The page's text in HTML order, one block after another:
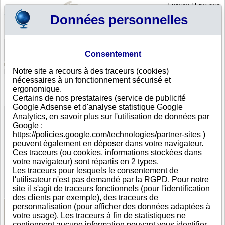
English|Français
Votre panier est vide
Arabie Saoudite >Toutes villes >Riyadh
E-SPORTS WORLD CUP FOUNDATION, Riyadh
FICHE ENTREPRISE
Dénomination E-SPORTS WORLD CUP FOUNDATION
Adresse
Building Number : 3936,Prince Turki Ibn Abdulaziz Al
Awwal Road
Ville
Riyadh- 12382
Pays
Arabie Saoudite
Type
d'adresse
Adresse unique
Téléphone
+966 59-------
DUNS®
Number
44-------
Voir les informations disponibles
Données personnelles
Consentement
Notre site a recours à des traceurs (cookies)
nécessaires à un fonctionnement sécurisé et
ergonomique.
Certains de nos prestataires (service de publicité
Google Adsense et d'analyse statistique Google
Analytics, en savoir plus sur l'utilisation de données par
Google :
https://policies.google.com/technologies/partner-sites )
peuvent également en déposer dans votre navigateur.
Ces traceurs (ou cookies, informations stockées dans
votre navigateur) sont répartis en 2 types.
Les traceurs pour lesquels le consentement de
l'utilisateur n'est pas demandé par la RGPD. Pour notre
site il s'agit de traceurs fonctionnels (pour l'identification
des clients par exemple), des traceurs de
personnalisation (pour afficher des données adaptées à
votre usage). Les traceurs à fin de statistiques ne